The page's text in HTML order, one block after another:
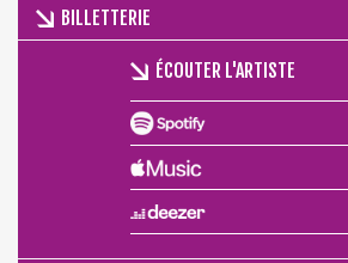
BILLETTERIE
ÉCOUTER L'ARTISTE